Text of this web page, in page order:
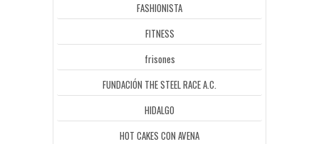
FASHIONISTA
FITNESS
frisones
FUNDACIÓN THE STEEL RACE A.C.
HIDALGO
HOT CAKES CON AVENA